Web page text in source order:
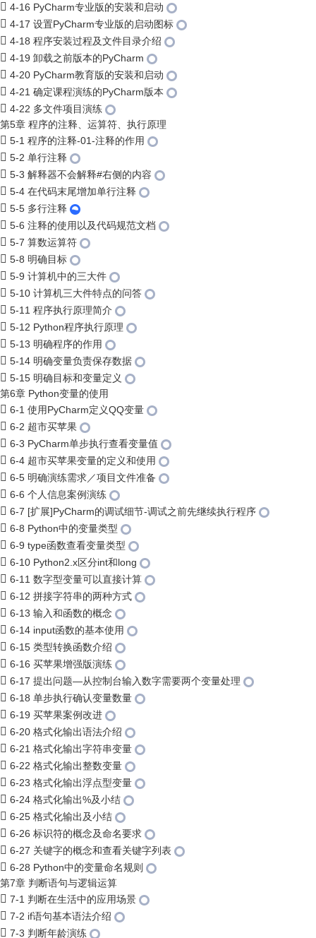
4-16 PyCharm专业版的安装和启动
4-17 设置PyCharm专业版的启动图标
4-18 程序安装过程及文件目录介绍
4-19 卸载之前版本的PyCharm
4-20 PyCharm教育版的安装和启动
4-21 确定课程演练的PyCharm版本
4-22 多文件项目演练
第5章 程序的注释、运算符、执行原理
5-1 程序的注释-01-注释的作用
5-2 单行注释
5-3 解释器不会解释#右侧的内容
5-4 在代码末尾增加单行注释
5-5 多行注释
5-6 注释的使用以及代码规范文档
5-7 算数运算符
5-8 明确目标
5-9 计算机中的三大件
5-10 计算机三大件特点的问答
5-11 程序执行原理简介
5-12 Python程序执行原理
5-13 明确程序的作用
5-14 明确变量负责保存数据
5-15 明确目标和变量定义
第6章 Python变量的使用
6-1 使用PyCharm定义QQ变量
6-2 超市买苹果
6-3 PyCharm单步执行查看变量值
6-4 超市买苹果变量的定义和使用
6-5 明确演练需求／项目文件准备
6-6 个人信息案例演练
6-7 [扩展]PyCharm的调试细节-调试之前先继续执行程序
6-8 Python中的变量类型
6-9 type函数查看变量类型
6-10 Python2.x区分int和long
6-11 数字型变量可以直接计算
6-12 拼接字符串的两种方式
6-13 输入和函数的概念
6-14 input函数的基本使用
6-15 类型转换函数介绍
6-16 买苹果增强版演练
6-17 提出问题—从控制台输入数字需要两个变量处理
6-18 单步执行确认变量数量
6-19 买苹果案例改进
6-20 格式化输出语法介绍
6-21 格式化输出字符串变量
6-22 格式化输出整数变量
6-23 格式化输出浮点型变量
6-24 格式化输出%及小结
6-25 格式化输出及小结
6-26 标识符的概念及命名要求
6-27 关键字的概念和查看关键字列表
6-28 Python中的变量命名规则
第7章 判断语句与逻辑运算
7-1 判断在生活中的应用场景
7-2 if语句基本语法介绍
7-3 判断年龄演练